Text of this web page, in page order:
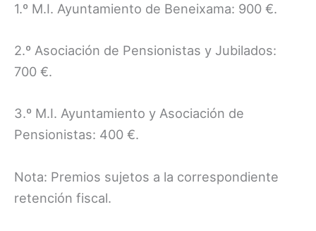
1.º M.I. Ayuntamiento de Beneixama: 900 €.
2.º Asociación de Pensionistas y Jubilados:
700 €.
3.º M.I. Ayuntamiento y Asociación de
Pensionistas: 400 €.
Nota: Premios sujetos a la correspondiente
retención fiscal.